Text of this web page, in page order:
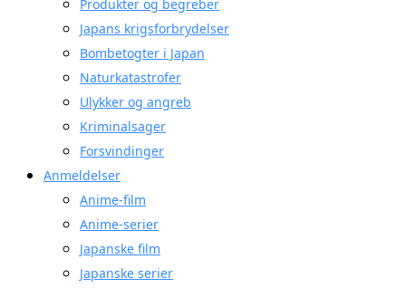
Produkter og begreber
Japans krigsforbrydelser
Bombetogter i Japan
Naturkatastrofer
Ulykker og angreb
Kriminalsager
Forsvindinger
Anmeldelser
Anime-film
Anime-serier
Japanske film
Japanske serier